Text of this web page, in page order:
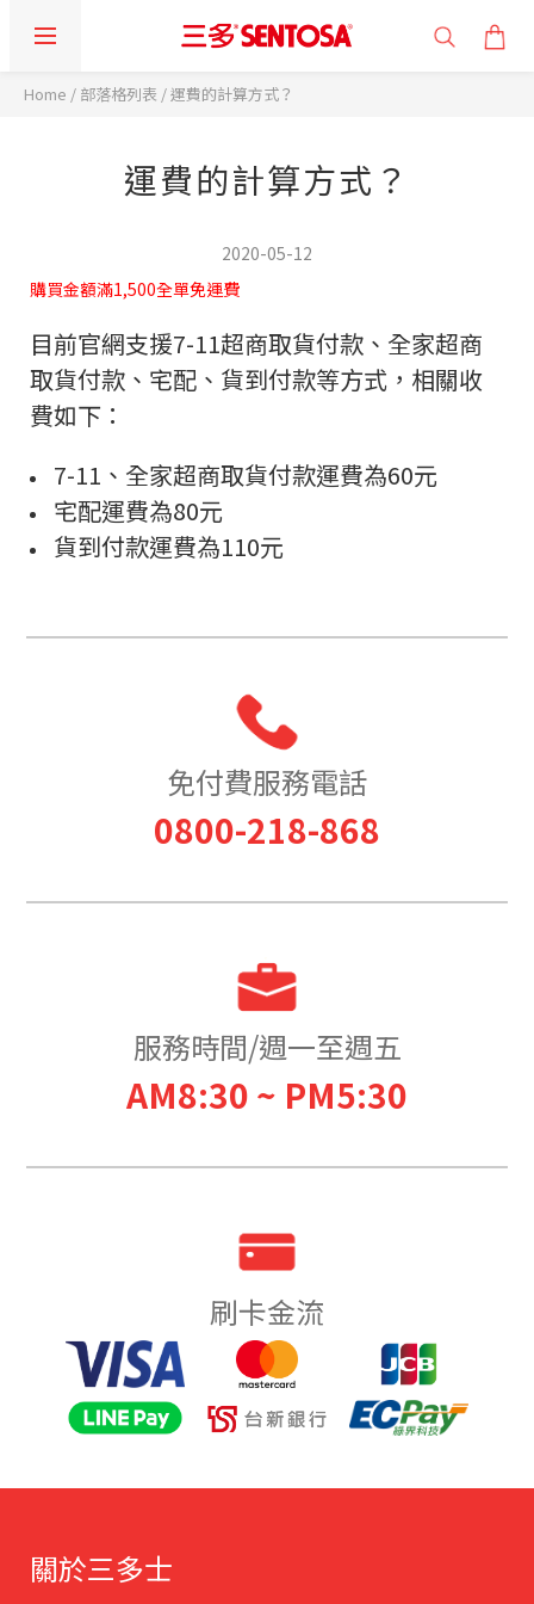
Home / 部落格列表 /運費的計算方式？
運費的計算方式？
2020-05-12
購買金額滿1,500全單免運費
目前官網支援7-11超商取貨付款、全家超商
取貨付款、宅配、貨到付款等方式，相關收
費如下：
7-11、全家超商取貨付款運費為60元
宅配運費為80元
貨到付款運費為110元
免付費服務電話
0800-218-868
服務時間/週一至週五
AM8:30 ~ PM5:30
刷卡金流
關於三多士